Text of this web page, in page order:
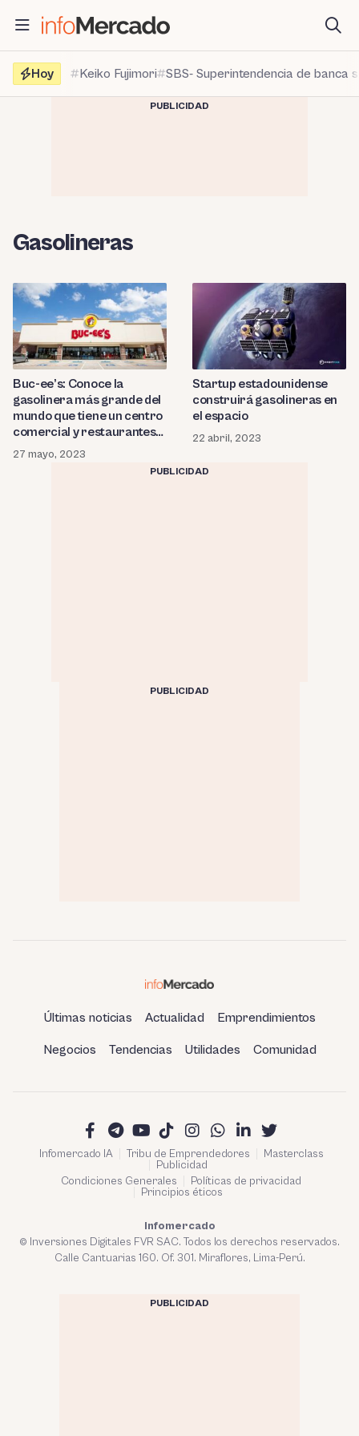
contenido
Hoy
Keiko Fujimori SBS- Superintendencia de banca
PUBLICIDAD
Gasolineras
Buc-ee’s: Conoce la
gasolinera más grande del
mundo que tiene un centro
comercial y restaurantes
en su interior
27 mayo, 2023
Startup estadounidense
construirá gasolineras en
el espacio
22 abril, 2023
PUBLICIDAD
PUBLICIDAD
Últimas noticias Actualidad Emprendimientos
Negocios Tendencias Utilidades Comunidad
Infomercado IA Tribu de Emprendedores
Masterclass
Publicidad
Condiciones Generales
Políticas de privacidad
Principios éticos
Infomercado
© Inversiones Digitales FVR SAC. Todos los derechos reservados.
Calle Cantuarias 160. Of. 301. Miraflores, Lima-Perú.
PUBLICIDAD